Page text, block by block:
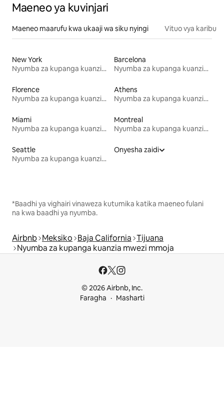
Maeneo ya kuvinjari
Maeneo maarufu kwa ukaaji wa siku nyingi Vituo vya karibu
New York
Nyumba za kupanga kuanzia mwezi mmoja
Barcelona
Nyumba za kupanga kuanzia mwezi mmoja
Florence
Nyumba za kupanga kuanzia mwezi mmoja
Athens
Nyumba za kupanga kuanzia mwezi mmoja
Miami
Nyumba za kupanga kuanzia mwezi mmoja
Montreal
Nyumba za kupanga kuanzia mwezi mmoja
Seattle
Nyumba za kupanga kuanzia mwezi mmoja
Onyesha zaidi
*Baadhi ya vighairi vinaweza kutumika katika maeneo fulani
na kwa baadhi ya nyumba.
Airbnb Meksiko Baja California Tijuana
Nyumba za kupanga kuanzia mwezi mmoja
© 2026 Airbnb, Inc.
Faragha
Masharti